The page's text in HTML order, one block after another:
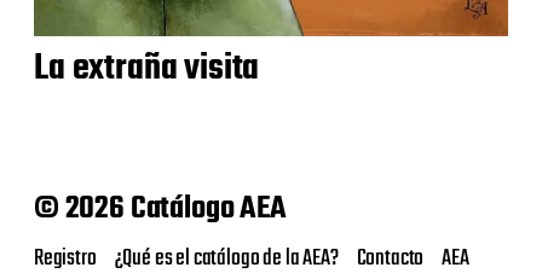
La extraña visita
© 2026 Catálogo AEA
Registro ¿Qué es el catálogo de la AEA? Contacto AEA